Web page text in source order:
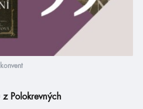
Polokrevných